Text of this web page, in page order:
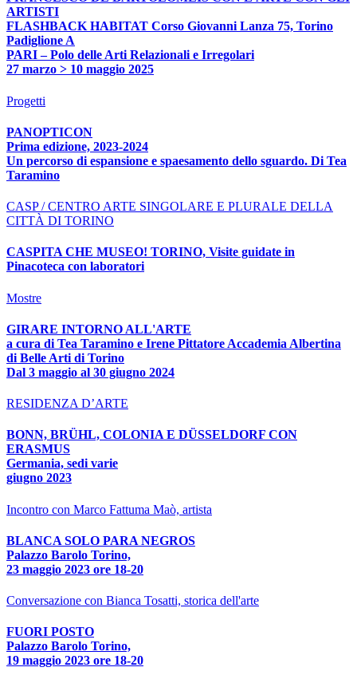
ARTISTI
FLASHBACK HABITAT Corso Giovanni Lanza 75, Torino
Padiglione A
PARI – Polo delle Arti Relazionali e Irregolari
27 marzo > 10 maggio 2025
Progetti
PANOPTICON
Prima edizione, 2023-2024
Un percorso di espansione e spaesamento dello sguardo. Di Tea
Taramino
CASP / CENTRO ARTE SINGOLARE E PLURALE DELLA
CITTÀ DI TORINO
CASPITA CHE MUSEO! TORINO, Visite guidate in
Pinacoteca con laboratori
Mostre
GIRARE INTORNO ALL'ARTE
a cura di Tea Taramino e Irene Pittatore Accademia Albertina
di Belle Arti di Torino
Dal 3 maggio al 30 giugno 2024
RESIDENZA D’ARTE
BONN, BRÜHL, COLONIA E DÜSSELDORF CON
ERASMUS
Germania, sedi varie
giugno 2023
Incontro con Marco Fattuma Maò, artista
BLANCA SOLO PARA NEGROS
Palazzo Barolo Torino,
23 maggio 2023 ore 18-20
Conversazione con Bianca Tosatti, storica dell'arte
FUORI POSTO
Palazzo Barolo Torino,
19 maggio 2023 ore 18-20